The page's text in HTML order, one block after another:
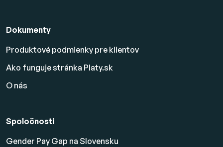
Dokumenty
Produktové podmienky pre klientov
Ako funguje stránka Platy.sk
O nás
Spoločnosti
Gender Pay Gap na Slovensku